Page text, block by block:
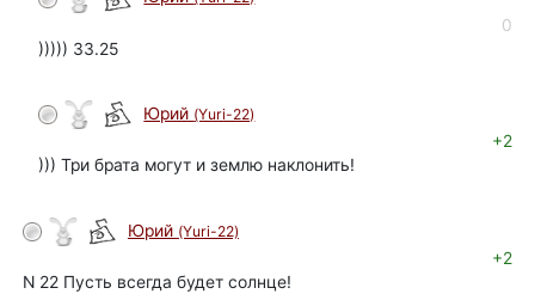
0
))))) 33.25
Юрий (Yuri-22)
+2
))) Три брата могут и землю наклонить!
Юрий (Yuri-22)
+2
N 22 Пусть всегда будет солнце!